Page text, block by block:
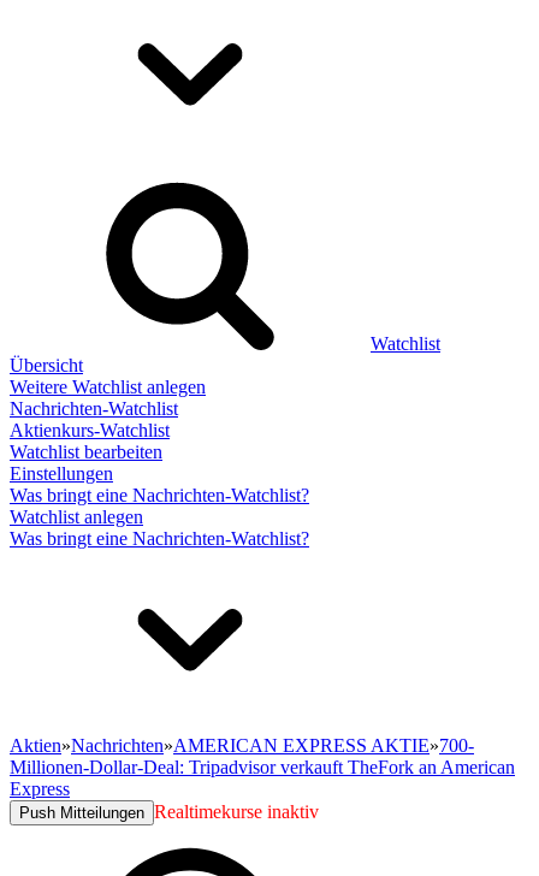
Watchlist
Übersicht
Weitere Watchlist anlegen
Nachrichten-Watchlist
Aktienkurs-Watchlist
Watchlist bearbeiten
Einstellungen
Was bringt eine Nachrichten-Watchlist?
Watchlist anlegen
Was bringt eine Nachrichten-Watchlist?
Aktien»Nachrichten»AMERICAN EXPRESS AKTIE»700-
Millionen-Dollar-Deal: Tripadvisor verkauft TheFork an American
Express
Push Mitteilungen Realtimekurse inaktiv